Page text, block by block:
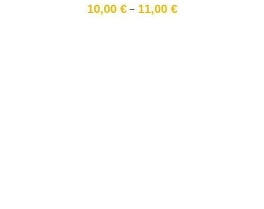
10,00 € – 11,00 €Preisspanne: